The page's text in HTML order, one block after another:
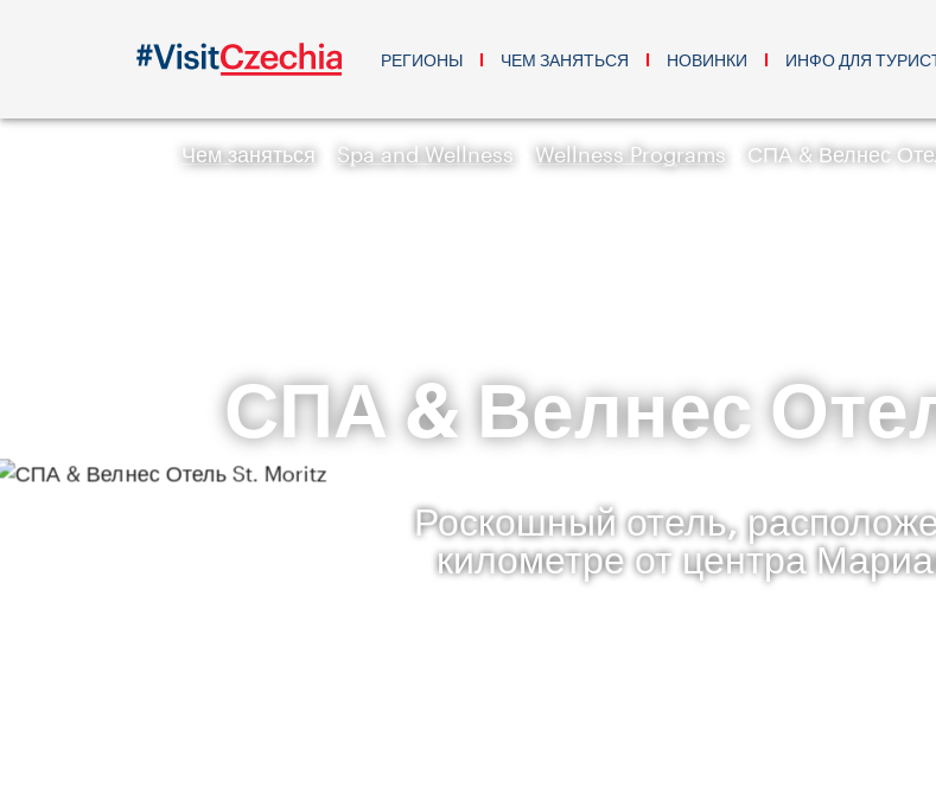
РЕГИОНЫ ЧЕМ ЗАНЯТЬСЯ НОВИНКИ ИНФО ДЛЯ
Чем заняться Spa and Wellness Wellness Programs СПА & Велнес
СПА & Велнес
Роскошный отель,
километре от центра